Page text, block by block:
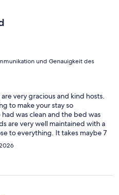
und Genauigkeit des
very gracious and kind hosts.
to make your stay so
was clean and the bed was
are very well maintained with a
to everything. It takes maybe 7
and bars. The beach is very